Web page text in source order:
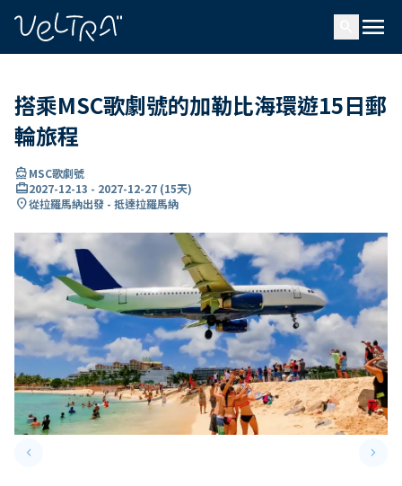
menu
搭乘MSC歌劇號的加勒比海環遊15日郵
輪旅程
directions_boatMSC歌劇號
card_travel2027-12-13 - 2027-12-27 (15天)
location_on從拉羅馬納出發 - 抵達拉羅馬納
keyboard_arrow_leftPrevious slide keyboard_arrow_right